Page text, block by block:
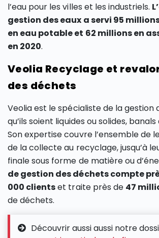
l’eau pour les villes et les industriels.
gestion des eaux a servi 95
en eau potable et 62 millions en
en 2020.
Veolia Recyclage et
des déchets
Veolia est le spécialiste de la gestion
qu’ils soient liquides ou solides,
Son expertise couvre l’ensemble de
de la collecte au recyclage, jusqu’à
finale sous forme de matière ou
de gestion des déchets compte
000 clientset traite près de 47
de déchets.
Découvrir aussi aussi notre